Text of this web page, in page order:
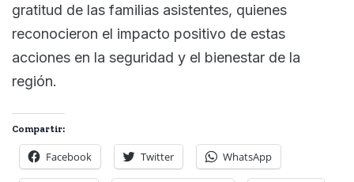
gratitud de las familias asistentes, quienes
reconocieron el impacto positivo de estas
acciones en la seguridad y el bienestar de la
región.
Compartir:
Facebook Twitter WhatsApp